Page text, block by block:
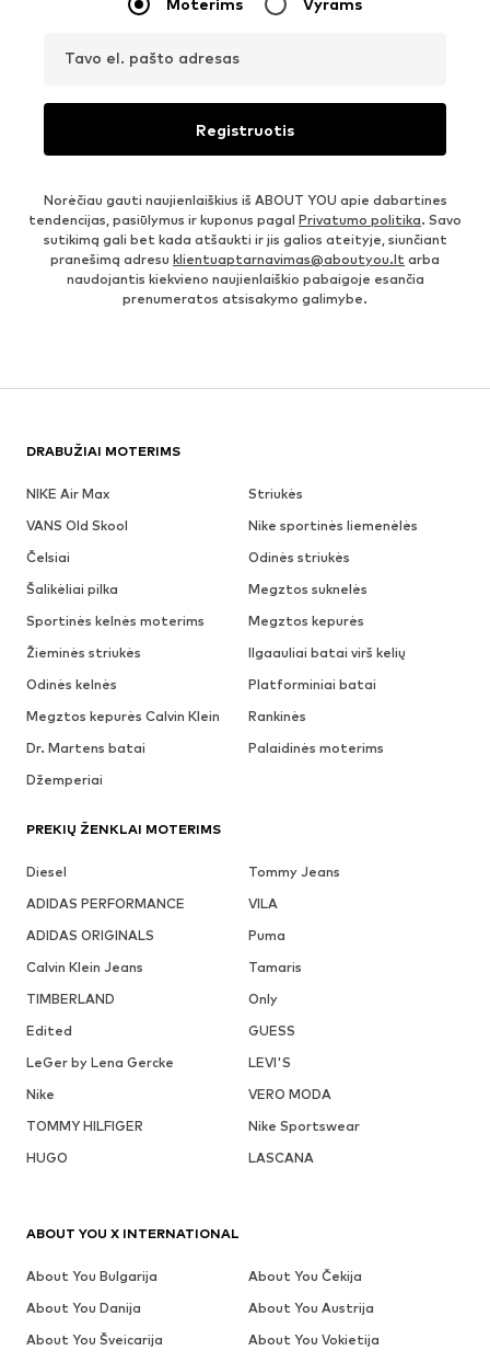
Moterims Vyrams
Tavo el. pašto adresas
Registruotis
Norėčiau gauti naujienlaiškius iš ABOUT YOU apie dabartines
tendencijas, pasiūlymus ir kuponus pagal Privatumo politika. Savo
sutikimą gali bet kada atšaukti ir jis galios ateityje, siunčiant
pranešimą adresu klientuaptarnavimas@aboutyou.lt arba
naudojantis kiekvieno naujienlaiškio pabaigoje esančia
prenumeratos atsisakymo galimybe.
DRABUŽIAI MOTERIMS
NIKE Air Max
Striukės
VANS Old Skool
Nike sportinės liemenėlės
Čelsiai
Odinės striukės
Šalikėliai pilka
Megztos suknelės
Sportinės kelnės moterims
Megztos kepurės
Žieminės striukės
Ilgaauliai batai virš kelių
Odinės kelnės
Platforminiai batai
Megztos kepurės Calvin Klein
Rankinės
Dr. Martens batai
Palaidinės moterims
Džemperiai
PREKIŲ ŽENKLAI MOTERIMS
Diesel
Tommy Jeans
ADIDAS PERFORMANCE
VILA
ADIDAS ORIGINALS
Puma
Calvin Klein Jeans
Tamaris
TIMBERLAND
Only
Edited
GUESS
LeGer by Lena Gercke
LEVI'S
Nike
VERO MODA
TOMMY HILFIGER
Nike Sportswear
HUGO
LASCANA
ABOUT YOU X INTERNATIONAL
About You Bulgarija
About You Čekija
About You Danija
About You Austrija
About You Šveicarija
About You Vokietija